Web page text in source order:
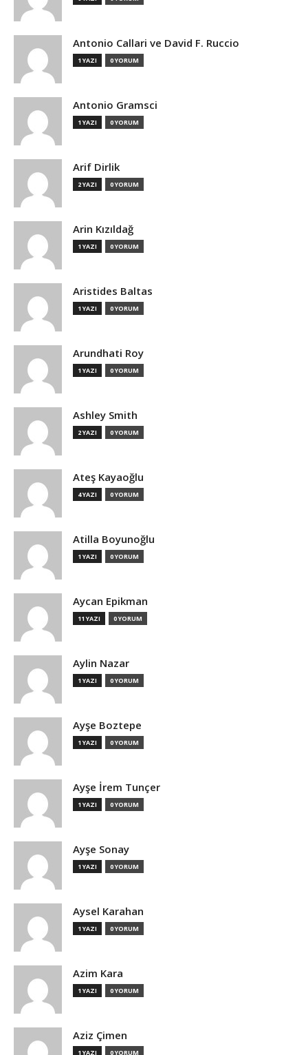
Antonio Callari ve David F. Ruccio
1 YAZI 0 YORUM
Antonio Gramsci
1 YAZI 0 YORUM
Arif Dirlik
2 YAZI 0 YORUM
Arin Kızıldağ
1 YAZI 0 YORUM
Aristides Baltas
1 YAZI 0 YORUM
Arundhati Roy
1 YAZI 0 YORUM
Ashley Smith
2 YAZI 0 YORUM
Ateş Kayaoğlu
4 YAZI 0 YORUM
Atilla Boyunoğlu
1 YAZI 0 YORUM
Aycan Epikman
11 YAZI 0 YORUM
Aylin Nazar
1 YAZI 0 YORUM
Ayşe Boztepe
1 YAZI 0 YORUM
Ayşe İrem Tunçer
1 YAZI 0 YORUM
Ayşe Sonay
1 YAZI 0 YORUM
Aysel Karahan
1 YAZI 0 YORUM
Azim Kara
1 YAZI 0 YORUM
Aziz Çimen
1 YAZI 0 YORUM